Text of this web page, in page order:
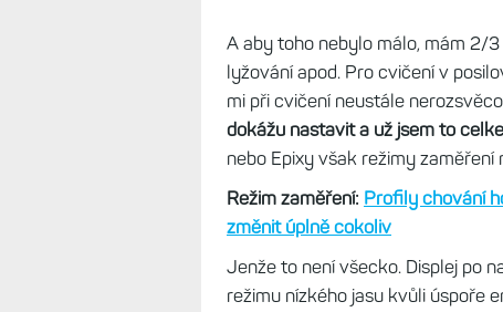
A aby toho nebylo málo, mám 2/
lyžování apod. Pro cvičení v
mi při cvičení neustále
dokážu nastavit a už jsem to
nebo Epixy však režimy zaměření
Režim zaměření: Profily chování
změnit úplně cokoliv
Jenže to není všecko. Displej po
režimu nízkého jasu kvůli úspoře